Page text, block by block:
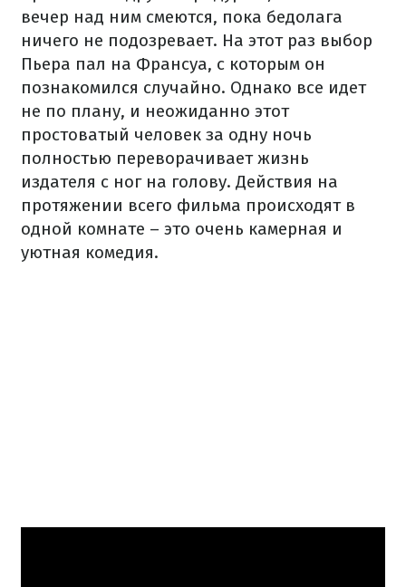
вечер над ним смеются, пока бедолага
ничего не подозревает. На этот раз выбор
Пьера пал на Франсуа, с которым он
познакомился случайно. Однако все идет
не по плану, и неожиданно этот
простоватый человек за одну ночь
полностью переворачивает жизнь
издателя с ног на голову. Действия на
протяжении всего фильма происходят в
одной комнате – это очень камерная и
уютная комедия.